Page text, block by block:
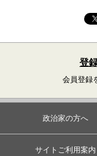
登
会員登録
政治家の方へ
サイトご利用案内